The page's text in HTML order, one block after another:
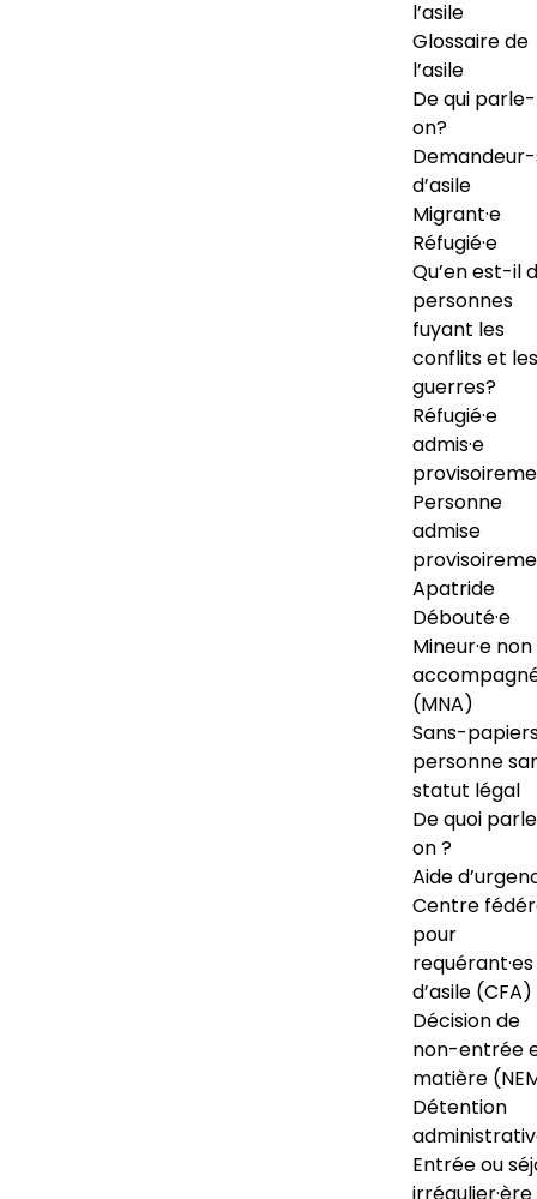
l’asile
Glossaire de
l’asile
De qui
on?
d’asile
Migrant·e
Réfugié·e
Qu’en est-il
personnes
fuyant les
conflits et les
guerres?
Réfugié·e
admis·e
Personne
admise
Apatride
Débouté·e
Mineur·e non
(MNA)
Sans-
personne
statut légal
De quoi
on ?
Aide
Centre
pour
requérant·es
d’asile (CFA)
Décision de
non-entrée
matière
Détention
Entrée ou